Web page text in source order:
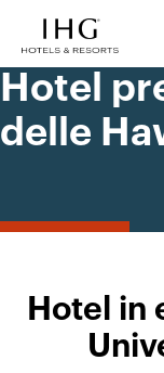
Hotel
delle
Hotel in